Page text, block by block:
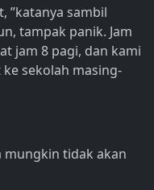
”katanya sambil
tampak panik. Jam
jam 8 pagi, dan kami
sekolah masing-
mungkin tidak akan